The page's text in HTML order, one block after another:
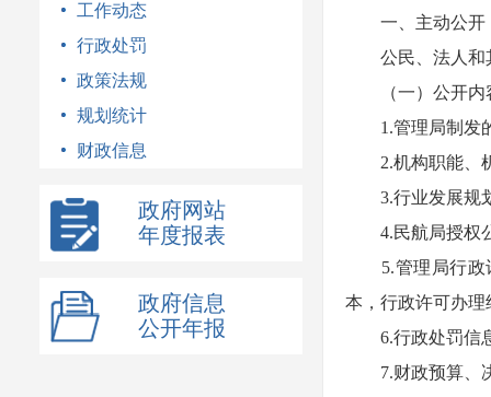
工作动态
行政处罚
政策法规
规划统计
财政信息
政府网站
年度报表
政府信息
公开年报
一、主动公开
公民、法人和其
（一）公开
1.管理局制发的
2.机构职能、机
3.行业发展规
4.民航局授权公
5.管理局行政许
本，行政许可办
6.行政处罚信
7.财政预算、